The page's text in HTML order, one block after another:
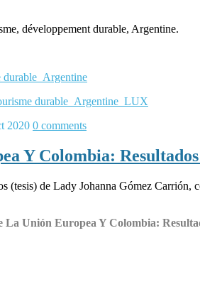
développement durable, Argentine.
durable_Argentine_LUX
2020 0 comments
Y Colombia:
de Lady Johanna Gómez
Unión Europea Y Colombia: